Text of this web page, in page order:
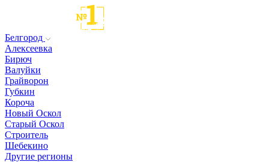
Белгород
Алексеевка
Бирюч
Валуйки
Грайворон
Губкин
Короча
Новый Оскол
Старый Оскол
Строитель
Шебекино
Другие регионы